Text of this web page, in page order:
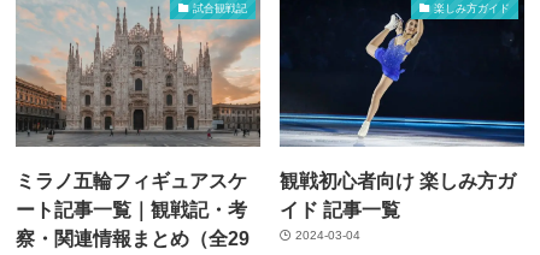
試合観戦記
ミラノ五輪フィギュアスケ
ート記事一覧｜観戦記・考
察・関連情報まとめ（全29
楽しみ方ガイド
観戦初心者向け 楽しみ方ガ
イド 記事一覧
2024-03-04